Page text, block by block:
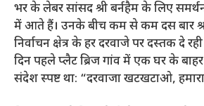
भर के लेबर सांसद श्री बर्नहैम के लिए
में आते हैं। उनके बीच कम से कम दस बार
निर्वाचन क्षेत्र के हर दरवाजे पर दस्तक दे
दिन पहले प्लैट ब्रिज गांव में एक घर के बाहर
संदेश स्पष्ट था: “दरवाजा खटखटाओ, हमारा